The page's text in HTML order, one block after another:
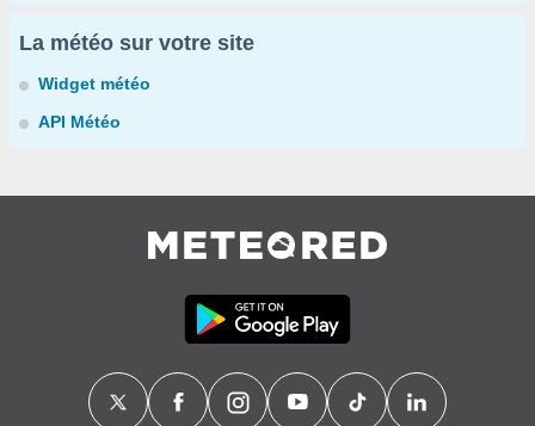
La météo sur votre site
Widget météo
API Météo